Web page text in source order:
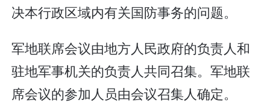
决本行政区域内有关国防事务的问题。
军地联席会议由地方人民政府的负责人和
驻地军事机关的负责人共同召集。军地联
席会议的参加人员由会议召集人确定。